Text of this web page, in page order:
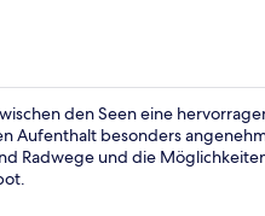
den Seen eine
Aufenthalt besonders
Radwege und die